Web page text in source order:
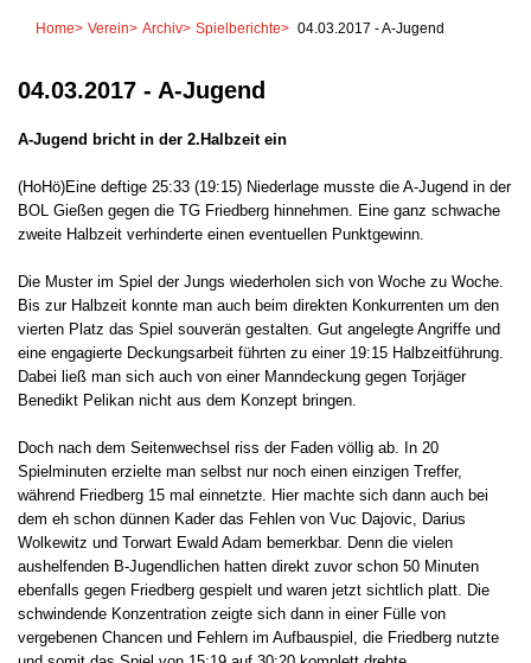
Home> Verein> Archiv> Spielberichte> 04.03.2017 - A-Jugend
04.03.2017 - A-Jugend
A-Jugend bricht in der 2.Halbzeit ein
(HoHö)Eine deftige 25:33 (19:15) Niederlage musste die A-Jugend in der
BOL Gießen gegen die TG Friedberg hinnehmen. Eine ganz schwache
zweite Halbzeit verhinderte einen eventuellen Punktgewinn.
Die Muster im Spiel der Jungs wiederholen sich von Woche zu Woche.
Bis zur Halbzeit konnte man auch beim direkten Konkurrenten um den
vierten Platz das Spiel souverän gestalten. Gut angelegte Angriffe und
eine engagierte Deckungsarbeit führten zu einer 19:15 Halbzeitführung.
Dabei ließ man sich auch von einer Manndeckung gegen Torjäger
Benedikt Pelikan nicht aus dem Konzept bringen.
Doch nach dem Seitenwechsel riss der Faden völlig ab. In 20
Spielminuten erzielte man selbst nur noch einen einzigen Treffer,
während Friedberg 15 mal einnetzte. Hier machte sich dann auch bei
dem eh schon dünnen Kader das Fehlen von Vuc Dajovic, Darius
Wolkewitz und Torwart Ewald Adam bemerkbar. Denn die vielen
aushelfenden B-Jugendlichen hatten direkt zuvor schon 50 Minuten
ebenfalls gegen Friedberg gespielt und waren jetzt sichtlich platt. Die
schwindende Konzentration zeigte sich dann in einer Fülle von
vergebenen Chancen und Fehlern im Aufbauspiel, die Friedberg nutzte